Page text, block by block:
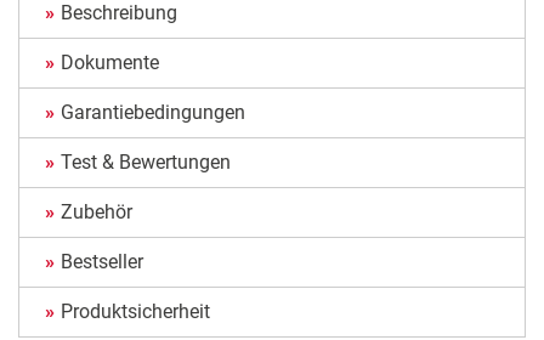
Beschreibung
Dokumente
Garantiebedingungen
Test & Bewertungen
Zubehör
Bestseller
Produktsicherheit